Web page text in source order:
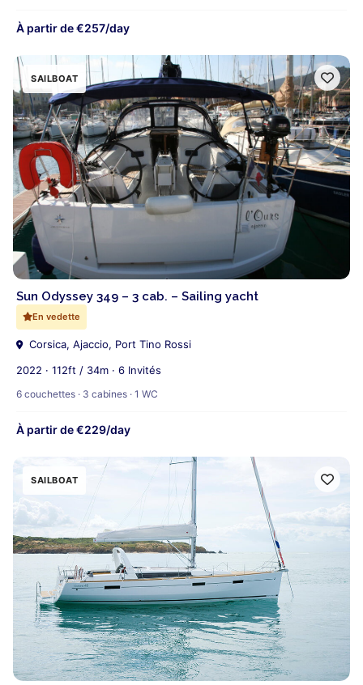
À partir de €257/day
SAILBOAT
Sun Odyssey 349 – 3 cab. – Sailing yacht
En vedette
Corsica, Ajaccio, Port Tino Rossi
2022 · 112ft / 34m · 6 Invités
6 couchettes · 3 cabines · 1 WC
À partir de €229/day
SAILBOAT